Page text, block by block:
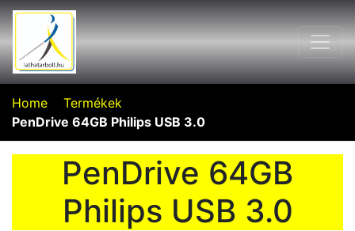
Home
Termékek
PenDrive 64GB Philips USB 3.0
PenDrive 64GB
Philips USB 3.0